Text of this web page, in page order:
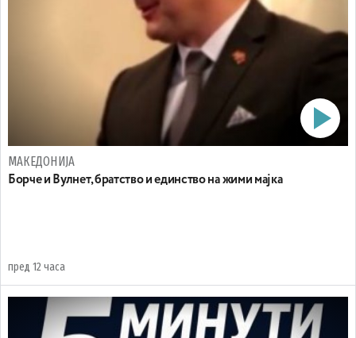
МАКЕДОНИЈА
Борче и Вулнет, братство и единство на жими мајка
пред 12 часа